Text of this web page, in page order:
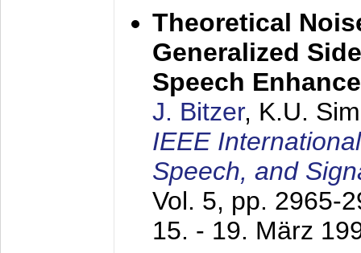
Theoretical
Generalized
Speech
J. Bitzer, K.U.
IEEE
Speech, and
Vol. 5, pp. 2965-
15. - 19. März